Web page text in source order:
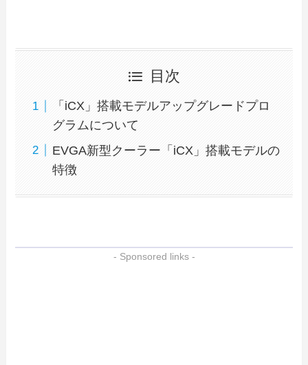
目次
「iCX」搭載モデルアップグレードプロ
グラムについて
EVGA新型クーラー「iCX」搭載モデルの
特徴
- Sponsored links -